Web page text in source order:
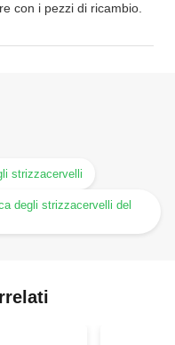
con i pezzi di ricambio.
strizzacervelli
degli strizzacervelli del